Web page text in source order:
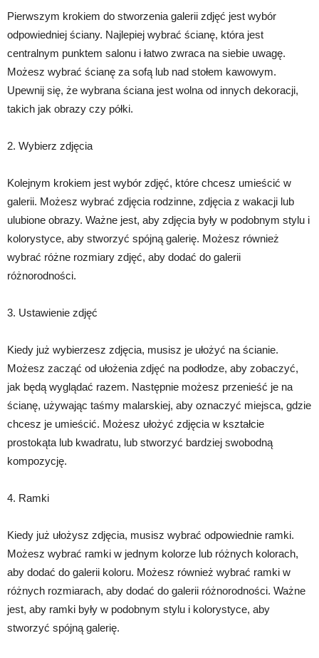
Pierwszym krokiem do stworzenia galerii zdjęć jest wybór
odpowiedniej ściany. Najlepiej wybrać ścianę, która jest
centralnym punktem salonu i łatwo zwraca na siebie uwagę.
Możesz wybrać ścianę za sofą lub nad stołem kawowym.
Upewnij się, że wybrana ściana jest wolna od innych dekoracji,
takich jak obrazy czy półki.
2. Wybierz zdjęcia
Kolejnym krokiem jest wybór zdjęć, które chcesz umieścić w
galerii. Możesz wybrać zdjęcia rodzinne, zdjęcia z wakacji lub
ulubione obrazy. Ważne jest, aby zdjęcia były w podobnym stylu i
kolorystyce, aby stworzyć spójną galerię. Możesz również
wybrać różne rozmiary zdjęć, aby dodać do galerii
różnorodności.
3. Ustawienie zdjęć
Kiedy już wybierzesz zdjęcia, musisz je ułożyć na ścianie.
Możesz zacząć od ułożenia zdjęć na podłodze, aby zobaczyć,
jak będą wyglądać razem. Następnie możesz przenieść je na
ścianę, używając taśmy malarskiej, aby oznaczyć miejsca, gdzie
chcesz je umieścić. Możesz ułożyć zdjęcia w kształcie
prostokąta lub kwadratu, lub stworzyć bardziej swobodną
kompozycję.
4. Ramki
Kiedy już ułożysz zdjęcia, musisz wybrać odpowiednie ramki.
Możesz wybrać ramki w jednym kolorze lub różnych kolorach,
aby dodać do galerii koloru. Możesz również wybrać ramki w
różnych rozmiarach, aby dodać do galerii różnorodności. Ważne
jest, aby ramki były w podobnym stylu i kolorystyce, aby
stworzyć spójną galerię.